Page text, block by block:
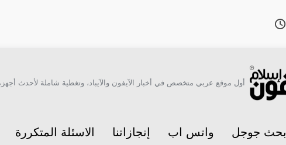
أول موقع عربي متخصص في أخبار الآيفون والآيباد، وتغطية شاملة لأحدث
بحث جوجل واتس اب إنجازاتنا الاسئلة المتكررة